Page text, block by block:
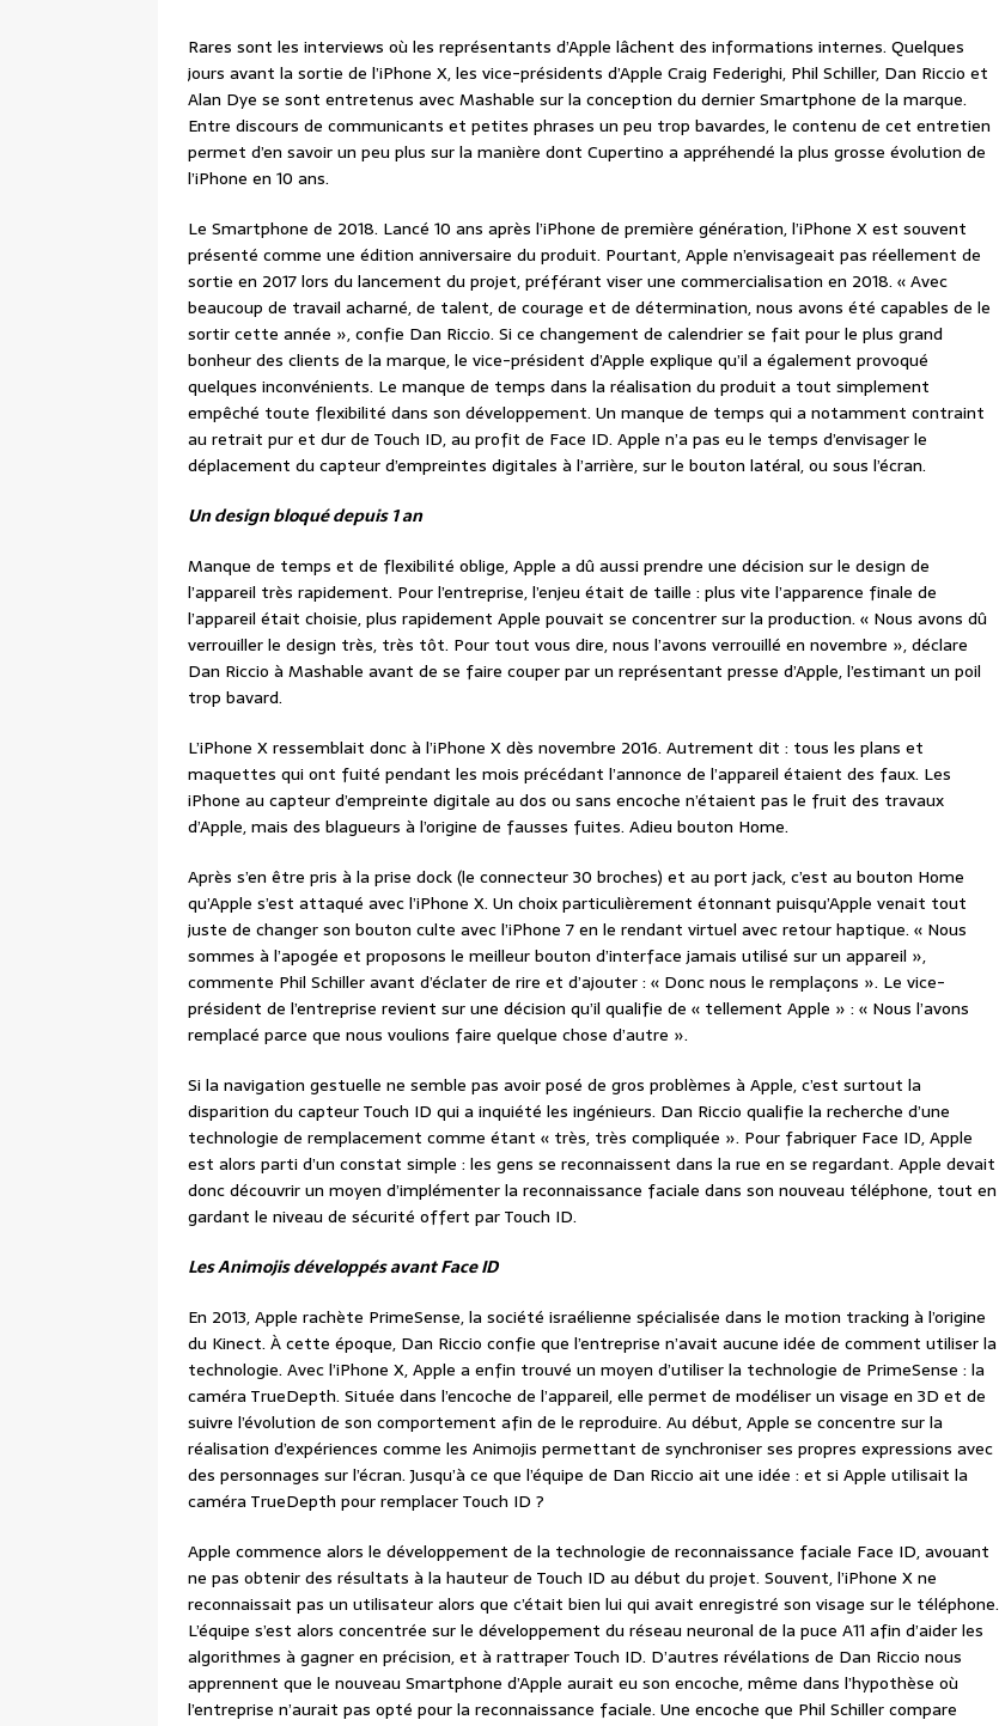
Rares sont les interviews où les représentants d’Apple lâchent des informations internes. Quelques
jours avant la sortie de l’iPhone X, les vice-présidents d’Apple Craig Federighi, Phil Schiller, Dan Riccio et
Alan Dye se sont entretenus avec Mashable sur la conception du dernier Smartphone de la marque.
Entre discours de communicants et petites phrases un peu trop bavardes, le contenu de cet entretien
permet d’en savoir un peu plus sur la manière dont Cupertino a appréhendé la plus grosse évolution de
l’iPhone en 10 ans.
Le Smartphone de 2018. Lancé 10 ans après l’iPhone de première génération, l’iPhone X est souvent
présenté comme une édition anniversaire du produit. Pourtant, Apple n’envisageait pas réellement de
sortie en 2017 lors du lancement du projet, préférant viser une commercialisation en 2018. « Avec
beaucoup de travail acharné, de talent, de courage et de détermination, nous avons été capables de le
sortir cette année », confie Dan Riccio. Si ce changement de calendrier se fait pour le plus grand
bonheur des clients de la marque, le vice-président d’Apple explique qu’il a également provoqué
quelques inconvénients. Le manque de temps dans la réalisation du produit a tout simplement
empêché toute flexibilité dans son développement. Un manque de temps qui a notamment contraint
au retrait pur et dur de Touch ID, au profit de Face ID. Apple n’a pas eu le temps d’envisager le
déplacement du capteur d’empreintes digitales à l’arrière, sur le bouton latéral, ou sous l’écran.
Un design bloqué depuis 1 an
Manque de temps et de flexibilité oblige, Apple a dû aussi prendre une décision sur le design de
l’appareil très rapidement. Pour l’entreprise, l’enjeu était de taille : plus vite l’apparence finale de
l’appareil était choisie, plus rapidement Apple pouvait se concentrer sur la production. « Nous avons dû
verrouiller le design très, très tôt. Pour tout vous dire, nous l’avons verrouillé en novembre », déclare
Dan Riccio à Mashable avant de se faire couper par un représentant presse d’Apple, l’estimant un poil
trop bavard.
L’iPhone X ressemblait donc à l’iPhone X dès novembre 2016. Autrement dit : tous les plans et
maquettes qui ont fuité pendant les mois précédant l’annonce de l’appareil étaient des faux. Les
iPhone au capteur d’empreinte digitale au dos ou sans encoche n’étaient pas le fruit des travaux
d’Apple, mais des blagueurs à l’origine de fausses fuites. Adieu bouton Home.
Après s’en être pris à la prise dock (le connecteur 30 broches) et au port jack, c’est au bouton Home
qu’Apple s’est attaqué avec l’iPhone X. Un choix particulièrement étonnant puisqu’Apple venait tout
juste de changer son bouton culte avec l’iPhone 7 en le rendant virtuel avec retour haptique. « Nous
sommes à l’apogée et proposons le meilleur bouton d’interface jamais utilisé sur un appareil »,
commente Phil Schiller avant d’éclater de rire et d’ajouter : « Donc nous le remplaçons ». Le vice-
président de l’entreprise revient sur une décision qu’il qualifie de « tellement Apple » : « Nous l’avons
remplacé parce que nous voulions faire quelque chose d’autre ».
Si la navigation gestuelle ne semble pas avoir posé de gros problèmes à Apple, c’est surtout la
disparition du capteur Touch ID qui a inquiété les ingénieurs. Dan Riccio qualifie la recherche d’une
technologie de remplacement comme étant « très, très compliquée ». Pour fabriquer Face ID, Apple
est alors parti d’un constat simple : les gens se reconnaissent dans la rue en se regardant. Apple devait
donc découvrir un moyen d’implémenter la reconnaissance faciale dans son nouveau téléphone, tout en
gardant le niveau de sécurité offert par Touch ID.
Les Animojis développés avant Face ID
En 2013, Apple rachète PrimeSense, la société israélienne spécialisée dans le motion tracking à l’origine
du Kinect. À cette époque, Dan Riccio confie que l’entreprise n’avait aucune idée de comment utiliser la
technologie. Avec l’iPhone X, Apple a enfin trouvé un moyen d’utiliser la technologie de PrimeSense : la
caméra TrueDepth. Située dans l’encoche de l’appareil, elle permet de modéliser un visage en 3D et de
suivre l’évolution de son comportement afin de le reproduire. Au début, Apple se concentre sur la
réalisation d’expériences comme les Animojis permettant de synchroniser ses propres expressions avec
des personnages sur l’écran. Jusqu’à ce que l’équipe de Dan Riccio ait une idée : et si Apple utilisait la
caméra TrueDepth pour remplacer Touch ID ?
Apple commence alors le développement de la technologie de reconnaissance faciale Face ID, avouant
ne pas obtenir des résultats à la hauteur de Touch ID au début du projet. Souvent, l’iPhone X ne
reconnaissait pas un utilisateur alors que c’était bien lui qui avait enregistré son visage sur le téléphone.
L’équipe s’est alors concentrée sur le développement du réseau neuronal de la puce A11 afin d’aider les
algorithmes à gagner en précision, et à rattraper Touch ID. D’autres révélations de Dan Riccio nous
apprennent que le nouveau Smartphone d’Apple aurait eu son encoche, même dans l’hypothèse où
l’entreprise n’aurait pas opté pour la reconnaissance faciale. Une encoche que Phil Schiller compare